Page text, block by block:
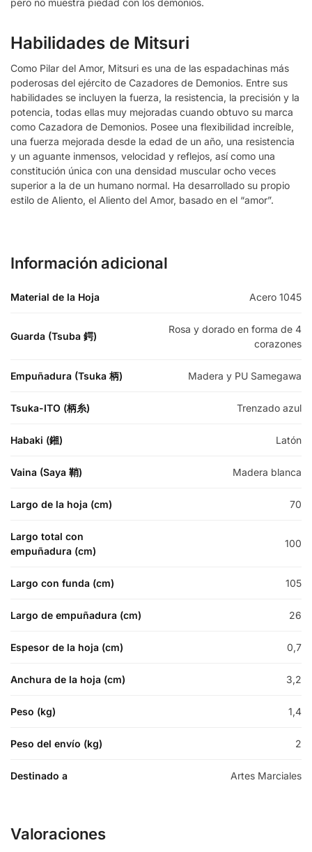
Habilidades de Mitsuri
Como Pilar del Amor, Mitsuri es una de las espadachinas más
poderosas del ejército de Cazadores de Demonios. Entre sus
habilidades se incluyen la fuerza, la resistencia, la precisión y la
potencia, todas ellas muy mejoradas cuando obtuvo su marca
como Cazadora de Demonios. Posee una flexibilidad increíble,
una fuerza mejorada desde la edad de un año, una resistencia
y un aguante inmensos, velocidad y reflejos, así como una
constitución única con una densidad muscular ocho veces
superior a la de un humano normal. Ha desarrollado su propio
estilo de Aliento, el Aliento del Amor, basado en el “amor”.
Información adicional
Material de la Hoja Acero 1045
Guarda (Tsuba 鍔)
Rosa y dorado en forma de 4
corazones
Empuñadura (Tsuka 柄) Madera y PU Samegawa
Tsuka-ITO (柄糸) Trenzado azul
Habaki (鎺) Latón
Vaina (Saya 鞘) Madera blanca
Largo de la hoja (cm) 70
Largo total con
empuñadura (cm)
100
Largo con funda (cm) 105
Largo de empuñadura (cm) 26
Espesor de la hoja (cm) 0,7
Anchura de la hoja (cm) 3,2
Peso (kg) 1,4
Peso del envío (kg) 2
Destinado a Artes Marciales
Valoraciones